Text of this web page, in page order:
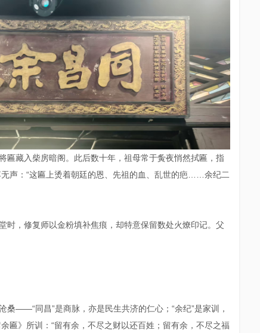
匾藏入柴房暗阁。此后数十年，祖母常于夤夜悄然拭匾，指
声：“这匾上烫着朝廷的恩、先祖的血、乱世的疤……余纪二
时，修复师以金粉填补焦痕，却特意保留数处火燎印记。父
桑——“同昌”是商脉，亦是民生共济的仁心；“余纪”是家训，
匾》所训：“留有余，不尽之财以还百姓；留有余，不尽之福